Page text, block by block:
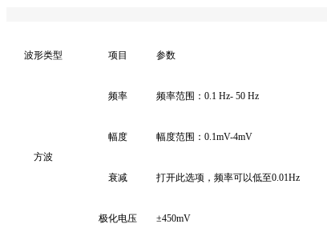
波形类型 项目 参数
方波
频率 频率范围： 0.1 Hz- 50 Hz
幅度 幅度范围： 0.1mV-4mV
衰减 打开此选项，频率可以低至0.01Hz
极化电压 ±450mV